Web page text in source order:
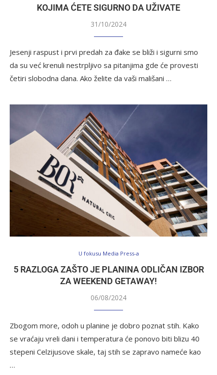
KOJIMA ĆETE SIGURNO DA UŽIVATE
31/10/2024
Jesenji raspust i prvi predah za đake se bliži i sigurni smo
da su već krenuli nestrpljivo sa pitanjima gde će provesti
četiri slobodna dana. Ako želite da vaši mališani …
U fokusu Media Press-a
5 RAZLOGA ZAŠTO JE PLANINA ODLIČAN IZBOR
ZA WEEKEND GETAWAY!
06/08/2024
Zbogom more, odoh u planine je dobro poznat stih. Kako
se vraćaju vreli dani i temperatura će ponovo biti blizu 40
stepeni Celzijusove skale, taj stih se zapravo nameće kao
…